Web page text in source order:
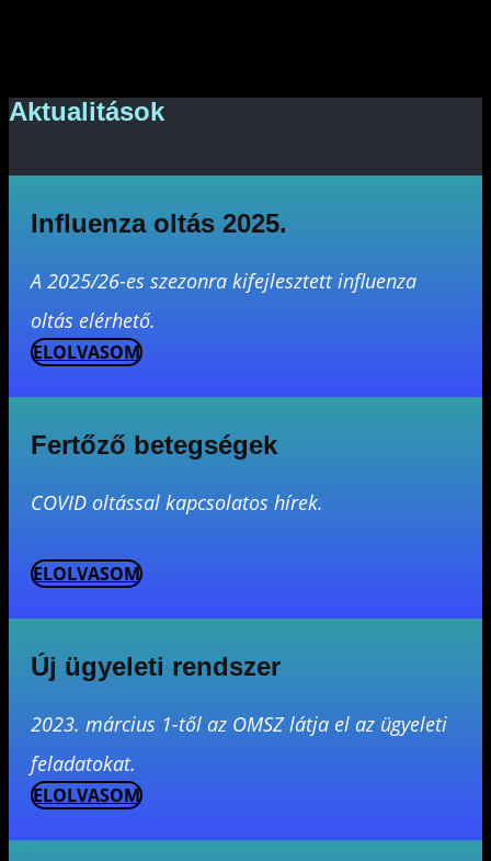
Aktualitások
Influenza oltás 2025.
A 2025/26-es szezonra kifejlesztett influenza
oltás elérhető.
ELOLVASOM
Fertőző betegségek
COVID oltással kapcsolatos hírek.
ELOLVASOM
Új ügyeleti rendszer
2023. március 1-től az OMSZ látja el az ügyeleti
feladatokat.
ELOLVASOM